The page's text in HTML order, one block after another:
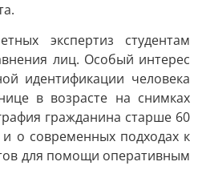
экспертиз студентам
лиц. Особый интерес
идентификации человека
в возрасте на снимках
гражданина старше 60
и о современных подходах к
для помощи оперативным